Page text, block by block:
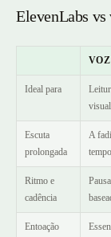
ElevenLabs vs
Ideal para
Escuta
prolongada
A
tempo
Ritmo e
cadência
Entoação